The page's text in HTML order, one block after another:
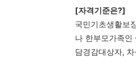
[자격기준은?]
국민기초생활보
나 한부모가족인
담경감대상자,